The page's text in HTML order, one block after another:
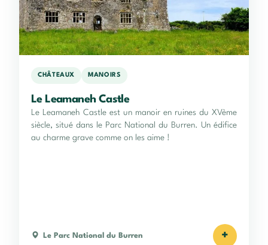
CHÂTEAUX MANOIRS
Le Leamaneh Castle
Le Leamaneh Castle est un manoir en ruines du XVème
siècle, situé dans le Parc National du Burren. Un édifice
au charme grave comme on les aime !
Le Parc National du Burren +